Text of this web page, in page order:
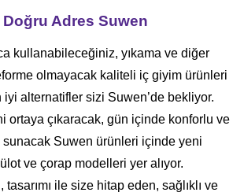
Adres Suwen
kullanabileceğiniz, yıkama ve diğer
olmayacak kaliteli iç giyim ürünleri
iyi alternatifler sizi Suwen’de bekliyor.
ortaya çıkaracak, gün içinde konforlu ve
Suwen ürünleri içinde yeni
ve çorap modelleri yer alıyor.
ile size hitap eden, sağlıklı ve